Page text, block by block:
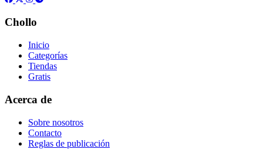
Chollo
Inicio
Categorías
Tiendas
Gratis
Acerca de
Sobre nosotros
Contacto
Reglas de publicación